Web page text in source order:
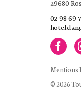
29680
02 98 69
Mentions
© 2026